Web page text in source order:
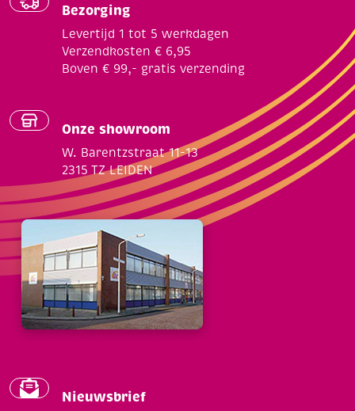
Bezorging
Levertijd 1 tot 5 werkdagen
Verzendkosten € 6,95
Boven € 99,- gratis verzending
Onze showroom
W. Barentzstraat 11-13
2315 TZ LEIDEN
Nieuwsbrief